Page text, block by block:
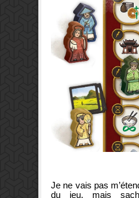
Je ne vais pas
du jeu, mais